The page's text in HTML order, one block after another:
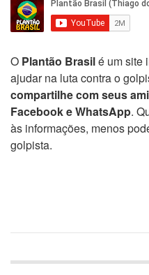
O Plantão Brasilé um site
ajudar na luta contra o
compartilhe com seus
Facebook e WhatsApp.
às informações, menos
golpista.